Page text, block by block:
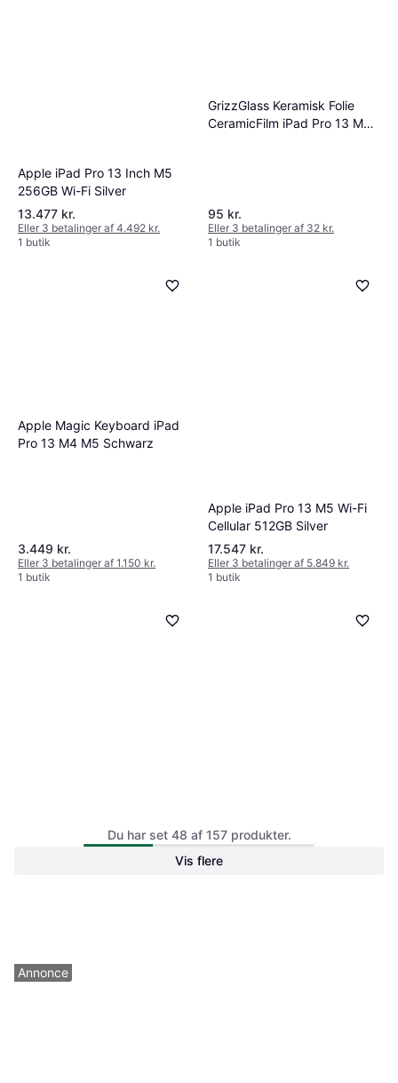
Apple iPad Pro 13 Inch M5
256GB Wi-Fi Silver
13.477 kr.
Eller 3 betalinger af 4.492 kr.
1 butik
GrizzGlass Keramisk Folie
CeramicFilm iPad Pro 13 M5
95 kr.
Eller 3 betalinger af 32 kr.
1 butik
Apple Magic Keyboard iPad
Pro 13 M4 M5 Schwarz
3.449 kr.
Eller 3 betalinger af 1.150 kr.
1 butik
Apple iPad Pro 13 M5 Wi-Fi
Cellular 512GB Silver
17.547 kr.
Eller 3 betalinger af 5.849 kr.
1 butik
Pomologic BookFold Clear forDu har set 48 af 157 produkter.
Vis flere
Annonce